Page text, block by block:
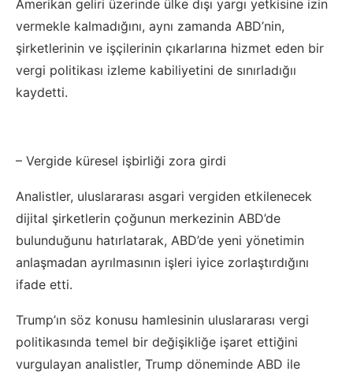
Amerikan geliri üzerinde ülke dışı yargı yetkisine izin
vermekle kalmadığını, aynı zamanda ABD’nin,
şirketlerinin ve işçilerinin çıkarlarına hizmet eden bir
vergi politikası izleme kabiliyetini de sınırladığıı
kaydetti.
– Vergide küresel işbirliği zora girdi
Analistler, uluslararası asgari vergiden etkilenecek
dijital şirketlerin çoğunun merkezinin ABD’de
bulunduğunu hatırlatarak, ABD’de yeni yönetimin
anlaşmadan ayrılmasının işleri iyice zorlaştırdığını
ifade etti.
Trump’ın söz konusu hamlesinin uluslararası vergi
politikasında temel bir değişikliğe işaret ettiğini
vurgulayan analistler, Trump döneminde ABD ile